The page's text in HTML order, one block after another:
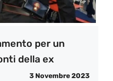
per un
della ex
3 Novembre 2023